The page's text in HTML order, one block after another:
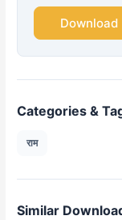
Download
Categories &
राम
Similar